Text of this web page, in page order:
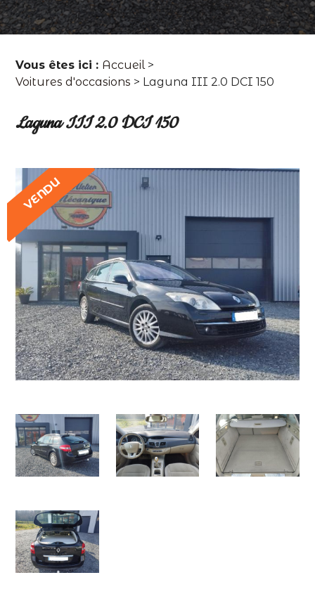
Vous êtes ici : Accueil>
Voitures d'occasions > Laguna III 2.0 DCI 150
Laguna III 2.0 DCI 150
VENDU